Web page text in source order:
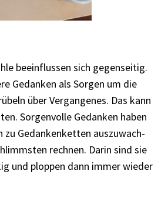
beein­flus­sen sich gegen­sei­tig.
Gedan­ken als Sorgen um die
über Vergan­ge­nes. Das kann
Sorgen­volle Gedan­ken haben
zu Gedan­ken­ket­ten auszu­wach­
rech­nen. Darin sind sie
und plop­pen dann immer wieder